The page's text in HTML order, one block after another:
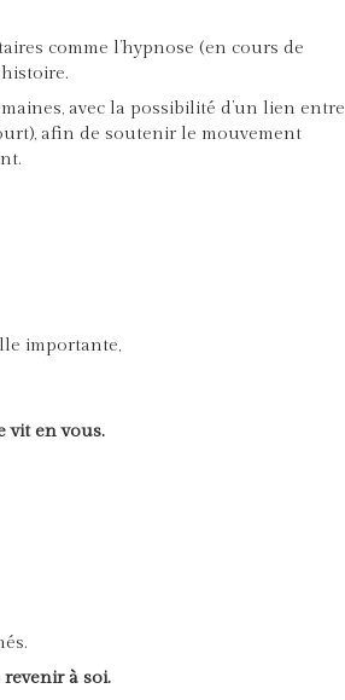
comme l’hypnose (en cours de
avec la possibilité d’un lien entre
afin de soutenir le mouvement
importante,
vit en vous.
revenir à soi.